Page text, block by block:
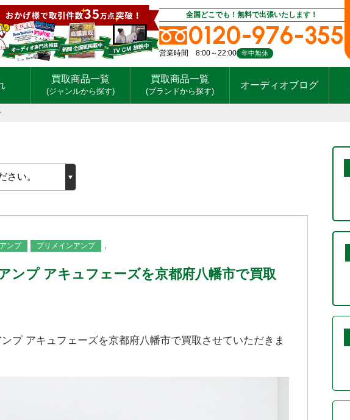
全国どこでも！無料で出張いたします！
0120-976-355
営業時間 8:00～22:00 年中無休
買取商品一覧
(ジャンルから探す)
買取商品一覧
(ブランドから探す)
オーディオブログ
アンプ ,
プリメインアンプ
ンプ アキュフェーズを京都府八幡市で買取
プ アキュフェーズを京都府八幡市で買取させていただきま